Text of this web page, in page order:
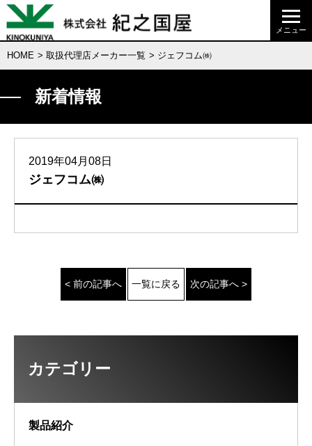
HOME > 取扱代理店メーカー一覧 > ジェフコム㈱
新着情報
2019年04月08日
ジェフコム㈱
< 前の記事へ 一覧に戻る 次の記事へ >
カテゴリー
製品紹介